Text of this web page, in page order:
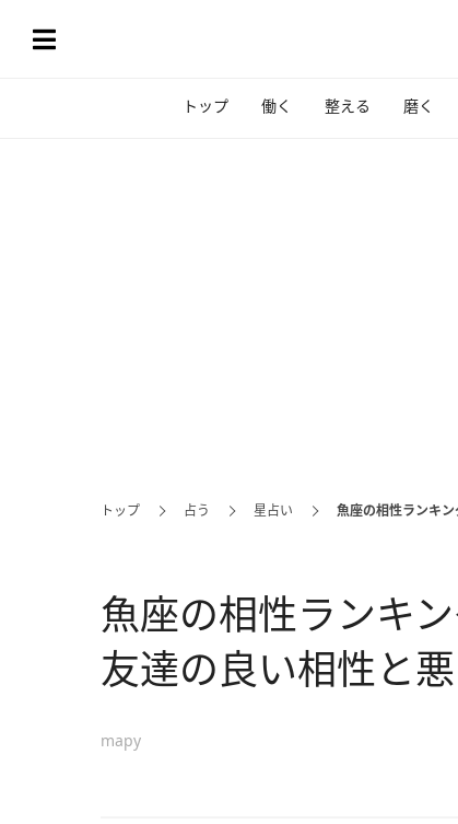
トップ 働く 整える 磨く
トップ 占う 星占い 魚座の相性ランキ
魚座の相性ランキ
友達の良い相性と
mapy